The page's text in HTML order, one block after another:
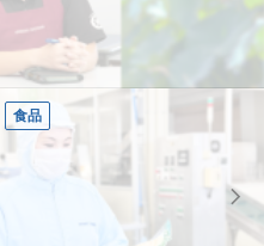
食品